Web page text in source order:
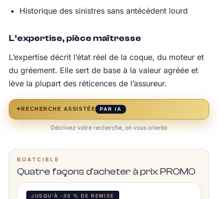
Historique des sinistres sans antécédent lourd
L’expertise, pièce maîtresse
L’expertise décrit l’état réel de la coque, du moteur et
du gréement. Elle sert de base à la valeur agréée et
lève la plupart des réticences de l’assureur.
✦ RECHERCHE ASSISTÉE PAR IA
Décrivez votre recherche, on vous oriente
BOATCIBLE
Quatre façons d’acheter à prix PROMO
JUSQU’À -35 % DE REMISE